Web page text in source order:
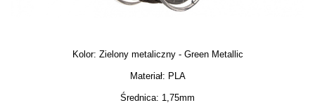
Kolor: Zielony metaliczny - Green Metallic
Materiał: PLA
Średnica: 1,75mm